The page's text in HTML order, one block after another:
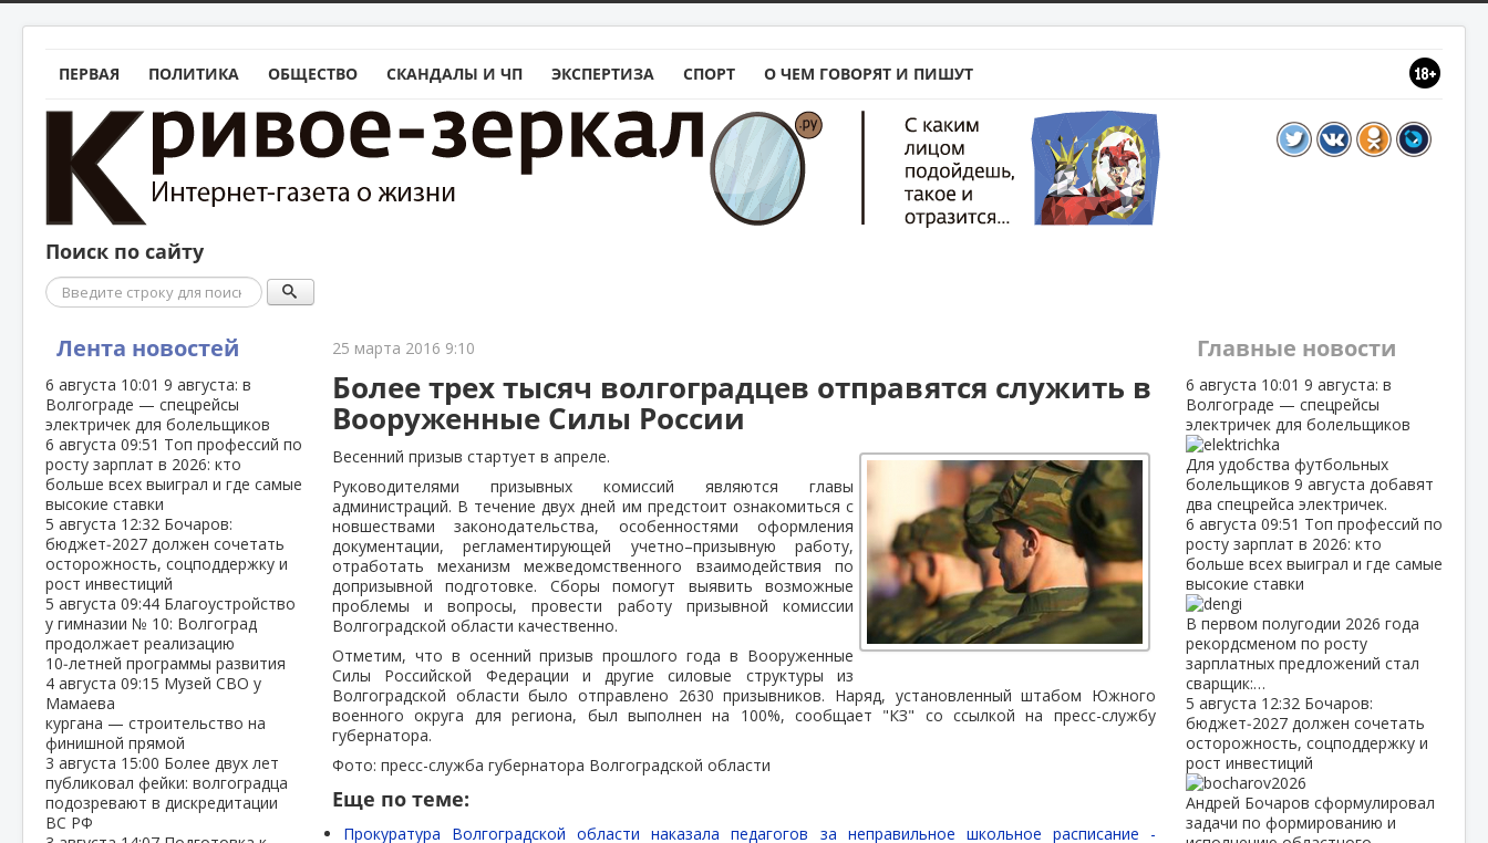
ПЕРВАЯ ПОЛИТИКА ОБЩЕСТВО СКАНДАЛЫ И ЧП ЭКСПЕРТИЗА СПОРТ О ЧЕМ ГОВОРЯТ И ПИШУТ
Поиск по сайту
Поиск
Лента новостей
6 августа 10:01 9 августа: в
Волгограде — спецрейсы
электричек для болельщиков
6 августа 09:51 Топ профессий по
росту зарплат в 2026: кто
больше всех выиграл и где самые
высокие ставки
5 августа 12:32 Бочаров:
бюджет‑2027 должен сочетать
осторожность, соцподдержку и
рост инвестиций
5 августа 09:44 Благоустройство
у гимназии № 10: Волгоград
продолжает реализацию
10‑летней программы развития
4 августа 09:15 Музей СВО у
Мамаева
кургана — строительство на
финишной прямой
3 августа 15:00 Более двух лет
публиковал фейки: волгоградца
подозревают в дискредитации
ВС РФ
25 марта 2016 9:10
Более трех тысяч волгоградцев отправятся служить в
Вооруженные Силы России
Весенний призыв стартует в апреле.
Руководителями призывных комиссий являются главы
администраций. В течение двух дней им предстоит ознакомиться с
новшествами законодательства, особенностями оформления
документации, регламентирующей учетно–призывную работу,
отработать механизм межведомственного взаимодействия по
допризывной подготовке. Сборы помогут выявить возможные
проблемы и вопросы, провести работу призывной комиссии
Волгоградской области качественно.
Отметим, что в осенний призыв прошлого года в Вооруженные
Силы Российской Федерации и другие силовые структуры из
Волгоградской области было отправлено 2630 призывников. Наряд, установленный штабом Южного
военного округа для региона, был выполнен на 100%, сообщает "КЗ" со ссылкой на пресс-службу
губернатора.
Фото: пресс-служба губернатора Волгоградской области
Еще по теме:
Прокуратура Волгоградской области наказала педагогов за неправильное школьное расписание -
Главные новости
6 августа 10:01 9 августа: в
Волгограде — спецрейсы
электричек для болельщиков
Для удобства футбольных
болельщиков 9 августа добавят
два спецрейса электричек.
6 августа 09:51 Топ профессий по
росту зарплат в 2026: кто
больше всех выиграл и где самые
высокие ставки
В первом полугодии 2026 года
рекордсменом по росту
зарплатных предложений стал
сварщик:…
5 августа 12:32 Бочаров:
бюджет‑2027 должен сочетать
осторожность, соцподдержку и
рост инвестиций
Андрей Бочаров сформулировал
задачи по формированию и